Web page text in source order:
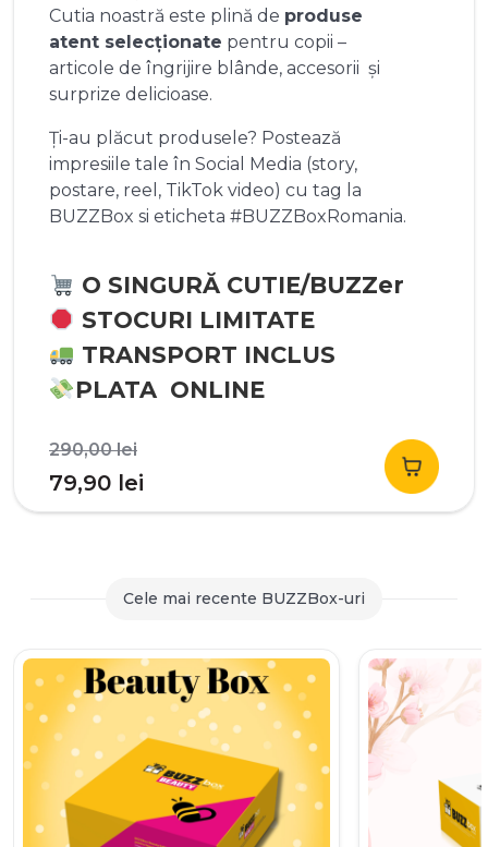
Cutia noastră este plină de produse
atent selecționate pentru copii –
articole de îngrijire blânde, accesorii și
surprize delicioase.
Ți-au plăcut produsele? Postează
impresiile tale în Social Media (story,
postare, reel, TikTok video) cu tag la
BUZZBox si eticheta #BUZZBoxRomania.
O SINGURĂ CUTIE/BUZZer
STOCURI LIMITATE
TRANSPORT INCLUS
PLATA ONLINE
290,00leiPrețul
inițial
a
290,00 lei.
79,90 lei
curent
79,90 lei.
Cele mai recente BUZZBox-uri